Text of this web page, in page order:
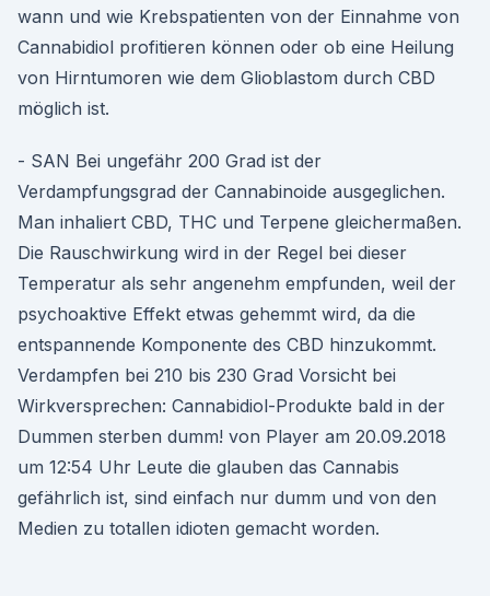
wann und wie Krebspatienten von der Einnahme von
Cannabidiol profitieren können oder ob eine Heilung
von Hirntumoren wie dem Glioblastom durch CBD
möglich ist.
- SAN Bei ungefähr 200 Grad ist der
Verdampfungsgrad der Cannabinoide ausgeglichen.
Man inhaliert CBD, THC und Terpene gleichermaßen.
Die Rauschwirkung wird in der Regel bei dieser
Temperatur als sehr angenehm empfunden, weil der
psychoaktive Effekt etwas gehemmt wird, da die
entspannende Komponente des CBD hinzukommt.
Verdampfen bei 210 bis 230 Grad Vorsicht bei
Wirkversprechen: Cannabidiol-Produkte bald in der
Dummen sterben dumm! von Player am 20.09.2018
um 12:54 Uhr Leute die glauben das Cannabis
gefährlich ist, sind einfach nur dumm und von den
Medien zu totallen idioten gemacht worden.